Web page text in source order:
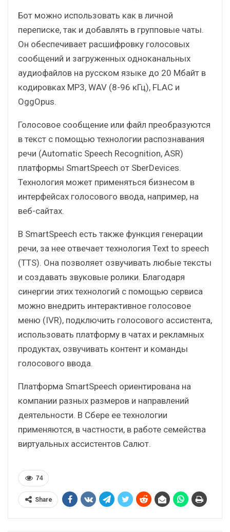
Бот можно использовать как в личной
переписке, так и добавлять в групповые чаты.
Он обеспечивает расшифровку голосовых
сообщений и загруженных одноканальных
аудиофайлов на русском языке до 20 Мбайт в
кодировках MP3, WAV (8-96 кГц), FLAC и
OggOpus.
Голосовое сообщение или файл преобразуются
в текст с помощью технологии распознавания
речи (Automatic Speech Recognition, ASR)
платформы SmartSpeech от SberDevices.
Технология может применяться бизнесом в
интерфейсах голосового ввода, например, на
веб-сайтах.
В SmartSpeech есть также функция генерации
речи, за нее отвечает технология Text to speech
(TTS). Она позволяет озвучивать любые тексты
и создавать звуковые ролики. Благодаря
синергии этих технологий с помощью сервиса
можно внедрить интерактивное голосовое
меню (IVR), подключить голосового ассистента,
использовать платформу в чатах и рекламных
продуктах, озвучивать контент и команды
голосового ввода.
Платформа SmartSpeech ориентирована на
компании разных размеров и направлений
деятельности. В Сбере ее технологии
применяются, в частности, в работе семейства
виртуальных ассистентов Салют.
74
Share